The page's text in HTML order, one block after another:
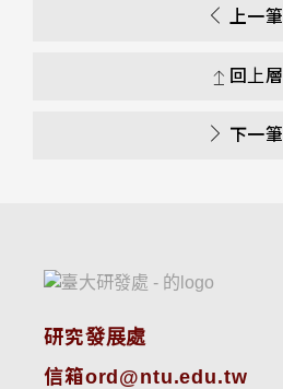
上一筆
回上層
下一筆
研究發展處
信箱ord@ntu.edu.tw